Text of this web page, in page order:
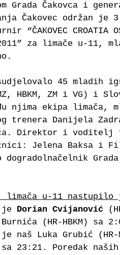
Grada Čakovca i
Čakovec održan je
“ČAKOVEC CROATIA
2011” za limače u-11,
45 mladih
HBKM, ZM i VG) i
njima ekipa limača,
trenera Danijela
Direktor i voditelj
Jelena Baksa i
dogradolnačelnik
u-11 nastupilo
je Dorian Cvijanović
(HR-HBKM) sa
naš Luka Grubić
sa 23:21. Poredak